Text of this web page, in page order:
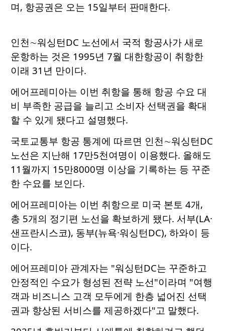
며, 항공권은 오는 15일부터 판매한다.
인천∼워싱턴DC 노선에서 국적 항공사가 새로
운항하는 것은 1995년 7월 대한항공이 취항한
이래 31년 만이다.
에어프레미아는 이번 취항을 통해 항공 수요 대
비 부족한 공급을 늘리고 소비자 선택권을 확대
할 수 있게 됐다고 설명했다.
국토교통부 항공 통계에 따르면 인천∼워싱턴DC
노선은 지난해 17만5천여명이 이용했다. 올해도
11월까지 15만8000명 이상을 기록하는 등 꾸준
한 수요를 보인다.
에어프레미아는 이번 취항으로 미국 본토 4개,
총 5개의 정기편 노선을 확보하게 됐다. 서부(LA·
샌프란시스코), 동부(뉴욕·워싱턴DC), 하와이 등
이다.
에어프레미아 관계자는 "워싱턴DC는 꾸준하고
안정적인 수요가 형성된 전략 노선"이라며 "여행
객과 비즈니스 고객 모두에게 한층 넓어진 선택
권과 향상된 서비스를 제공하겠다"고 말했다.